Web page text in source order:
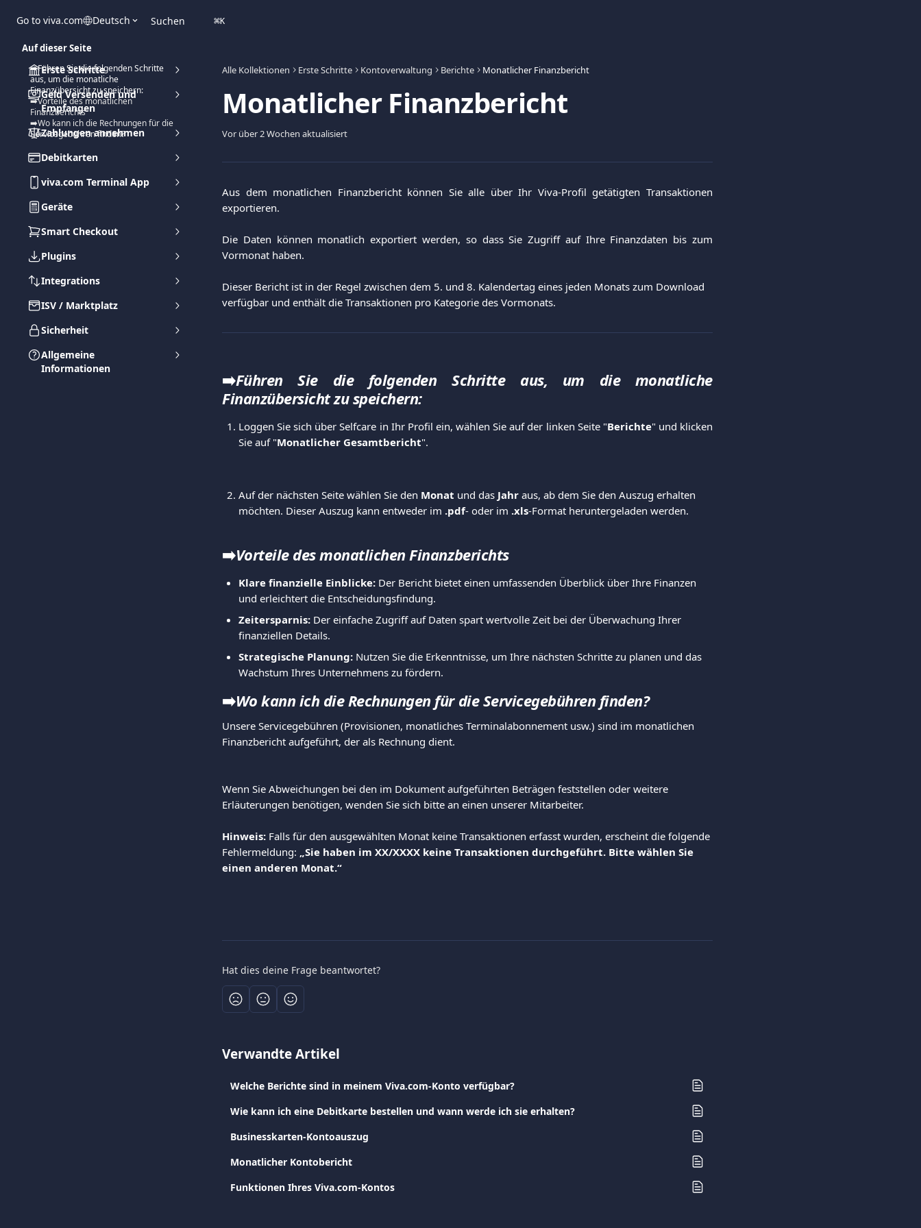
Go to viva.com Deutsch Suchen ⌘K
Erste Schritte
Geld Versenden und
Empfangen
Zahlungen annehmen
Debitkarten
viva.com Terminal App
Geräte
Smart Checkout
Plugins
Integrations
ISV / Marktplatz
Sicherheit
Allgemeine
Informationen
Alle Kollektionen Erste Schritte Kontoverwaltung Berichte Monatlicher Finanzbericht
Monatlicher Finanzbericht
Vor über 2 Wochen aktualisiert
Aus dem monatlichen Finanzbericht können Sie alle über Ihr Viva-Profil getätigten Transaktionen
exportieren.
Die Daten können monatlich exportiert werden, so dass Sie Zugriff auf Ihre Finanzdaten bis zum
Vormonat haben.
Dieser Bericht ist in der Regel zwischen dem 5. und 8. Kalendertag eines jeden Monats zum Download
verfügbar und enthält die Transaktionen pro Kategorie des Vormonats.
➡️Führen Sie die folgenden Schritte aus, um die monatliche
Finanzübersicht zu speichern:
Loggen Sie sich über Selfcare in Ihr Profil ein, wählen Sie auf der linken Seite "Berichte" und klicken
Sie auf "Monatlicher Gesamtbericht".
Auf der nächsten Seite wählen Sie den Monat und das Jahr aus, ab dem Sie den Auszug erhalten
möchten. Dieser Auszug kann entweder im .pdf- oder im .xls-Format heruntergeladen werden.
➡️Vorteile des monatlichen Finanzberichts
Klare finanzielle Einblicke: Der Bericht bietet einen umfassenden Überblick über Ihre Finanzen
und erleichtert die Entscheidungsfindung.
Zeitersparnis: Der einfache Zugriff auf Daten spart wertvolle Zeit bei der Überwachung Ihrer
finanziellen Details.
Strategische Planung: Nutzen Sie die Erkenntnisse, um Ihre nächsten Schritte zu planen und das
Wachstum Ihres Unternehmens zu fördern.
➡️Wo kann ich die Rechnungen für die Servicegebühren finden?
Unsere Servicegebühren (Provisionen, monatliches Terminalabonnement usw.) sind im monatlichen
Finanzbericht aufgeführt, der als Rechnung dient.
Wenn Sie Abweichungen bei den im Dokument aufgeführten Beträgen feststellen oder weitere
Erläuterungen benötigen, wenden Sie sich bitte an einen unserer Mitarbeiter.
Hinweis: Falls für den ausgewählten Monat keine Transaktionen erfasst wurden, erscheint die folgende
Fehlermeldung:
„Sie haben im XX/XXXX keine Transaktionen durchgeführt. Bitte wählen Sie
einen anderen Monat.“
Hat dies deine Frage beantwortet?
Verwandte Artikel
Welche Berichte sind in meinem Viva.com-Konto verfügbar?
Wie kann ich eine Debitkarte bestellen und wann werde ich sie erhalten?
Businesskarten-Kontoauszug
Monatlicher Kontobericht
Funktionen Ihres Viva.com-Kontos
Auf dieser Seite
➡️Führen Sie die folgenden Schritte
aus, um die monatliche
Finanzübersicht zu speichern:
➡️Vorteile des monatlichen
Finanzberichts
➡️Wo kann ich die Rechnungen für die
Servicegebühren finden?